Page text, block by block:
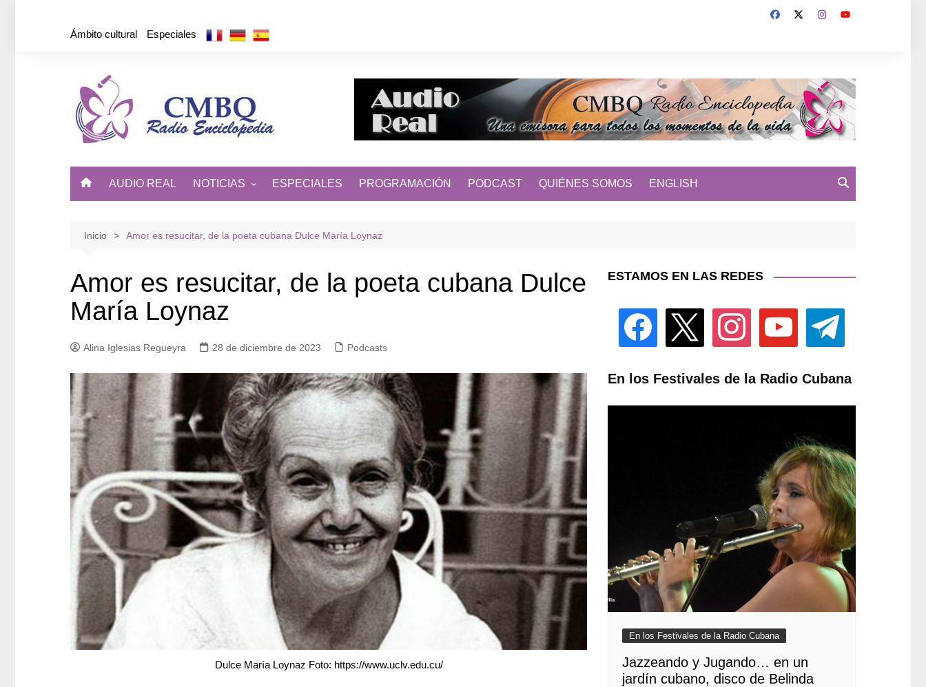
Ámbito cultural Especiales
AUDIO REAL NOTICIAS
DE CUBA Y EL MUNDO
ESPECIALES PROGRAMACIÓN PODCAST QUIÉNES SOMOS ENGLISH
Inicio Amor es resucitar, de la poeta cubana Dulce María Loynaz
Amor es resucitar, de la poeta cubana Dulce
María Loynaz
Alina Iglesias Regueyra 28 de diciembre de 2023 Podcasts
Dulce María Loynaz Foto: https://www.uclv.edu.cu/
ESTAMOS EN LAS REDES
facebook instagram youtube telegram
En los Festivales de la Radio Cubana
En los Festivales de la Radio Cubana
Jazzeando y Jugando… en un
jardín cubano, disco de Belinda